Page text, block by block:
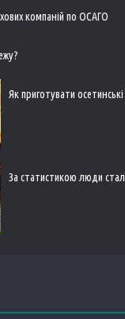
компаній по ОСАГО
Як приготувати
За статистикою люди